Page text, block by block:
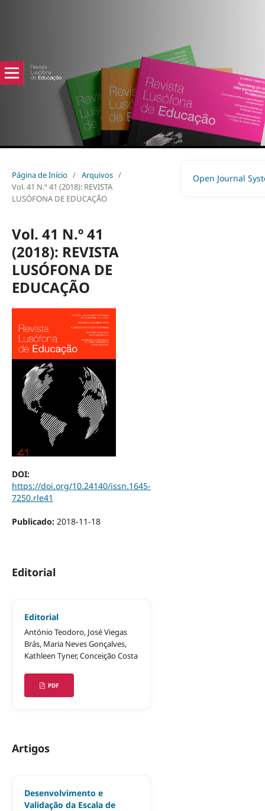
Página de Início / Arquivos /
Vol. 41 N.º 41 (2018): REVISTA
LUSÓFONA DE EDUCAÇÃO
Vol. 41 N.º 41
(2018): REVISTA
LUSÓFONA DE
EDUCAÇÃO
DOI:
https://doi.org/10.24140/issn.1645-
7250.rle41
Publicado: 2018-11-18
Editorial
Editorial
António Teodoro, José Viegas
Brás, Maria Neves Gonçalves,
Kathleen Tyner, Conceição Costa
PDF
Artigos
Desenvolvimento e
Validação da Escala de
Open Journal